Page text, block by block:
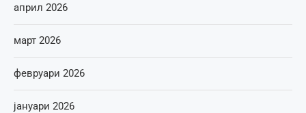
април 2026
март 2026
февруари 2026
јануари 2026